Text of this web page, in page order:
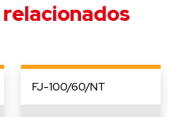
FJ-100/60/NT